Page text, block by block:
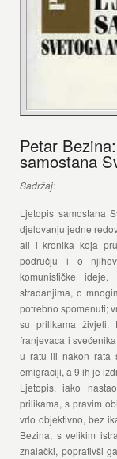
Petar
samostana
Sadržaj:
Ljetopis samostana
djelovanju jedne
ali i kronika koja
području i o
komunističke
stradanjima, o
potrebno spomenuti;
su prilikama živjeli.
franjevaca i
u ratu ili nakon rata
emigraciji, a 9 ih je
Ljetopis, iako
prilikama, s pravim
vrlo objektivno, bez
Bezina, s velikim
znalački, poprativši